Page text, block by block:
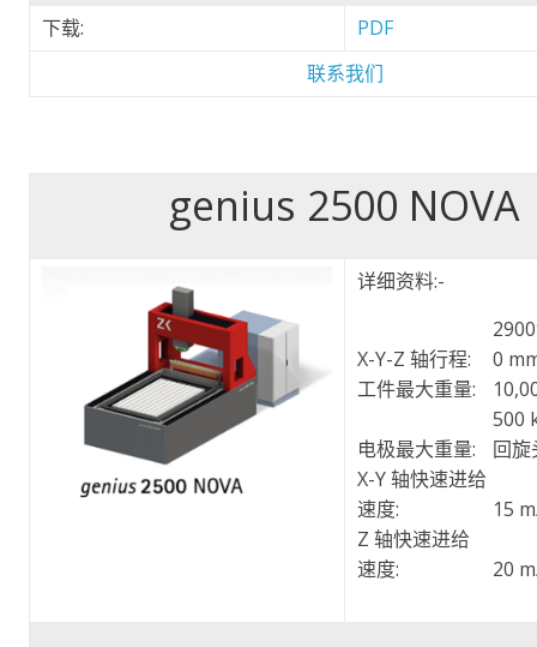
下载:
PDF
联系我们
genius 2500 NOVA
详细资料:-
X-Y-Z 轴行程:
0
工件最大重量:
电极最大重量:
500
回旋
X-Y 轴快速进给
速度:
15
Z 轴快速进给
速度:
20